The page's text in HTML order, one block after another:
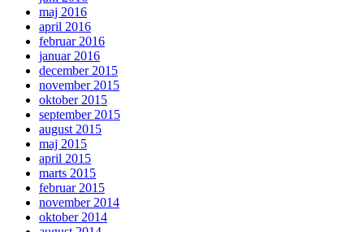
maj 2016
april 2016
februar 2016
januar 2016
december 2015
november 2015
oktober 2015
september 2015
august 2015
maj 2015
april 2015
marts 2015
februar 2015
november 2014
oktober 2014